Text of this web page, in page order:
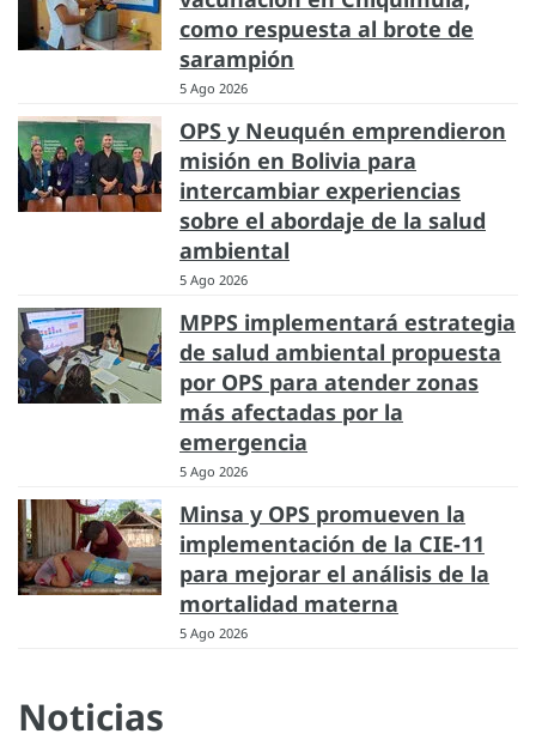
como respuesta al brote de
sarampión
5 Ago 2026
OPS y Neuquén emprendieron
misión en Bolivia para
intercambiar experiencias
sobre el abordaje de la salud
ambiental
5 Ago 2026
MPPS implementará estrategia
de salud ambiental propuesta
por OPS para atender zonas
más afectadas por la
emergencia
5 Ago 2026
Minsa y OPS promueven la
implementación de la CIE-11
para mejorar el análisis de la
mortalidad materna
5 Ago 2026
Noticias